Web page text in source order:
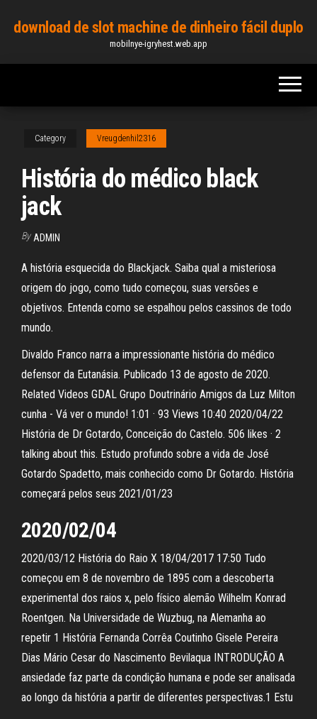
content
download de slot machine de dinheiro fácil duplo
mobilnye-igryhest.web.app
Category Vreugdenhil2316
História do médico black
jack
By ADMIN
A história esquecida do Blackjack. Saiba qual a misteriosa
origem do jogo, como tudo começou, suas versões e
objetivos. Entenda como se espalhou pelos cassinos de todo
mundo.
Divaldo Franco narra a impressionante história do médico
defensor da Eutanásia. Publicado 13 de agosto de 2020.
Related Videos GDAL Grupo Doutrinário Amigos da Luz Milton
cunha - Vá ver o mundo! 1:01 · 93 Views 10:40 2020/04/22
História de Dr Gotardo, Conceição do Castelo. 506 likes · 2
talking about this. Estudo profundo sobre a vida de José
Gotardo Spadetto, mais conhecido como Dr Gotardo. História
começará pelos seus 2021/01/23
2020/02/04
2020/03/12 História do Raio X 18/04/2017 17:50 Tudo
começou em 8 de novembro de 1895 com a descoberta
experimental dos raios x, pelo físico alemão Wilhelm Konrad
Roentgen. Na Universidade de Wuzbug, na Alemanha ao
repetir 1 História Fernanda Corrêa Coutinho Gisele Pereira
Dias Mário Cesar do Nascimento Bevilaqua INTRODUÇÃO A
ansiedade faz parte da condição humana e pode ser analisada
ao longo da história a partir de diferentes perspectivas.1 Estu